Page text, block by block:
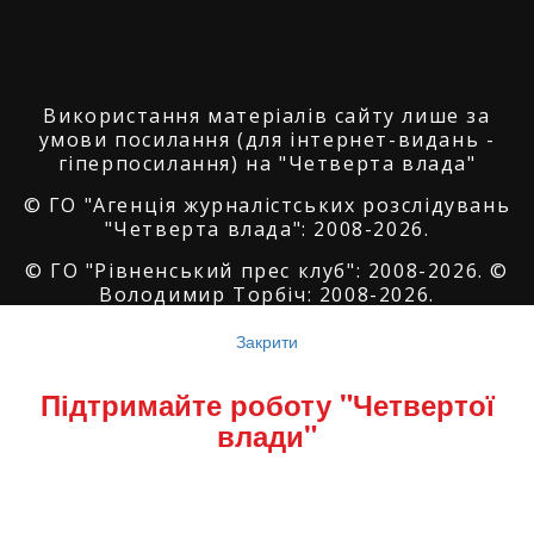
Використання матеріалів сайту лише за
умови посилання (для інтернет-видань -
гіперпосилання) на "Четверта влада"
© ГО "Агенція журналістських розслідувань
"Четверта влада": 2008-2026.
© ГО "Рівненський прес клуб": 2008-2026. ©
Володимир Торбіч: 2008-2026.
SoftGroup
Reserved
Закрити
Підтримайте роботу "Четвертої
влади"